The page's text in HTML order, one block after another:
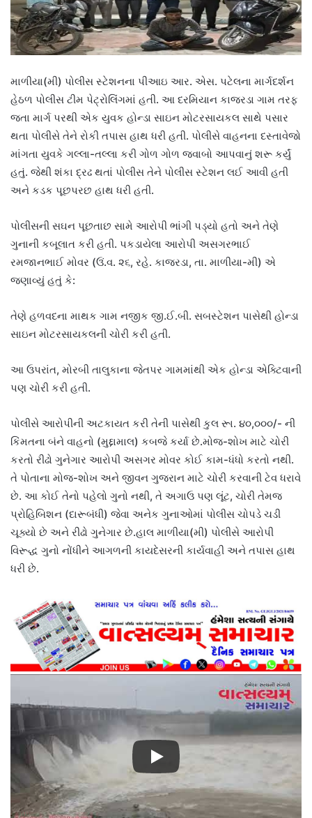
માળીયા(મી) પોલીસ સ્ટેશનના પીઆઇ આર. એસ. પટેલના માર્ગદર્શન
હેઠળ પોલીસ ટીમ પેટ્રોલિંગમાં હતી. આ દરમિયાન કાજરડા ગામ તરફ
જતા માર્ગ પરથી એક યુવક હોન્ડા સાઇન મોટરસાયકલ સાથે પસાર
થતા પોલીસે તેને રોકી તપાસ હાથ ધરી હતી. પોલીસે વાહનના દસ્તાવેજો
માંગતા યુવકે ગલ્લા-તલ્લા કરી ગોળ ગોળ જવાબો આપવાનું શરૂ કર્યું
હતું. જેથી શંકા દ્રઢ થતાં પોલીસ તેને પોલીસ સ્ટેશન લઈ આવી હતી
અને કડક પૂછપરછ હાથ ધરી હતી.
પોલીસની સઘન પૂછતાછ સામે આરોપી ભાંગી પડ્યો હતો અને તેણે
ગુનાની કબૂલાત કરી હતી. પકડાયેલા આરોપી અસગરભાઈ
રમજાનભાઈ મોવર (ઉં.વ. ૨૬, રહે. કાજરડા, તા. માળીયા-મી) એ
જણાવ્યું હતું કે:
તેણે હળવદના માથક ગામ નજીક જી.ઈ.બી. સબસ્ટેશન પાસેથી હોન્ડા
સાઇન મોટરસાયકલની ચોરી કરી હતી.
આ ઉપરાંત, મોરબી તાલુકાના જેતપર ગામમાંથી એક હોન્ડા એક્ટિવાની
પણ ચોરી કરી હતી.
પોલીસે આરોપીની અટકાયત કરી તેની પાસેથી કુલ રૂા. ૪૦,૦૦૦/- ની
કિંમતના બંને વાહનો (મુદ્દામાલ) કબજે કર્યા છે.મોજ-શોખ માટે ચોરી
કરતો રીઢો ગુનેગાર આરોપી અસગર મોવર કોઈ કામ-ધંધો કરતો નથી.
તે પોતાના મોજ-શોખ અને જીવન ગુજરાન માટે ચોરી કરવાની ટેવ ધરાવે
છે. આ કોઈ તેનો પહેલો ગુનો નથી, તે અગાઉ પણ લૂંટ, ચોરી તેમજ
પ્રોહિબિશન (દારૂબંધી) જેવા અનેક ગુનાઓમાં પોલીસ ચોપડે ચડી
ચૂક્યો છે અને રીઢો ગુનેગાર છે.હાલ માળીયા(મી) પોલીસે આરોપી
વિરૂદ્ધ ગુનો નોંધીને આગળની કાયદેસરની કાર્યવાહી અને તપાસ હાથ
ધરી છે.